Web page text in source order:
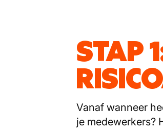
STAP
Vanaf wanneer
je medewerkers?